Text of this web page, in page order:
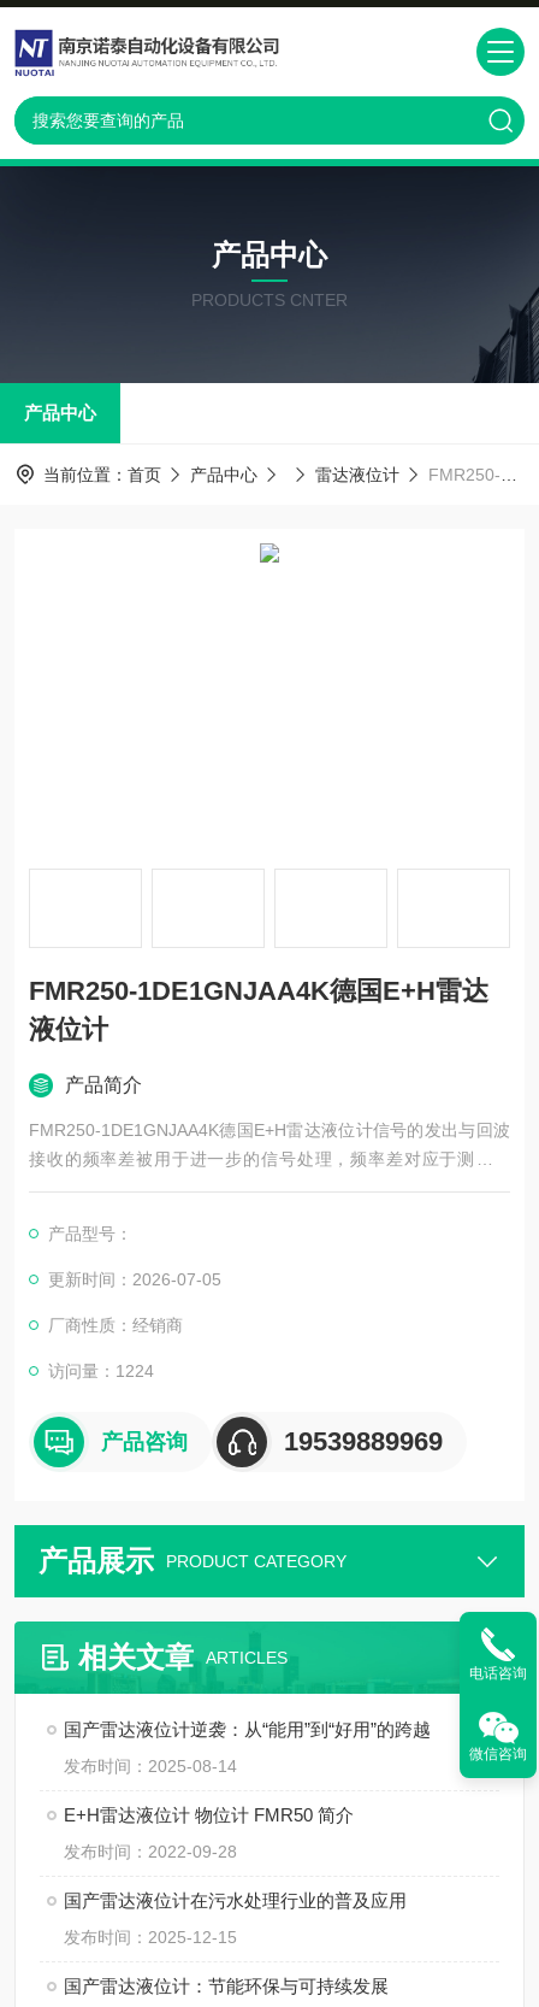
产品中心
PRODUCTS CNTER
产品中心
当前位置： 首页 产品中心 雷达液位计 FMR250-1DE1GNJAA4K德国E+H雷达液位计
FMR250-1DE1GNJAA4K德国E+H雷达
液位计
产品简介
FMR250-1DE1GNJAA4K德国E+H雷达液位计信号的发出与回波
接收的频率差被用于进一步的信号处理，频率差对应于测量距
离。一个大的频率差应对于一个较大的测量距离。通过FFT频率
别取决于空罐的高度。
产品型号：
更新时间：2026-07-05
厂商性质：经销商
访问量：1224
产品咨询 19539889969
产品展示 PRODUCT CATEGORY
相关文章 ARTICLES
国产雷达液位计逆袭：从“能用”到“好用”的跨越
发布时间：2025-08-14
E+H雷达液位计 物位计 FMR50 简介
发布时间：2022-09-28
国产雷达液位计在污水处理行业的普及应用
发布时间：2025-12-15
国产雷达液位计：节能环保与可持续发展
电话咨询
微信咨询